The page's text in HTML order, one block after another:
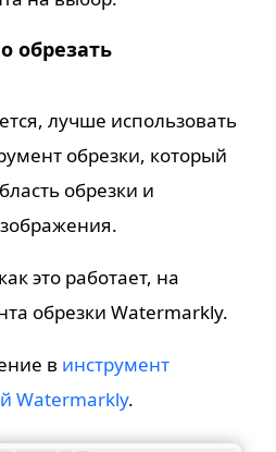
обрезать
лучше использовать
обрезки, который
обрезки и
это работает, на
обрезки Watermarkly.
в инструмент
Watermarkly.